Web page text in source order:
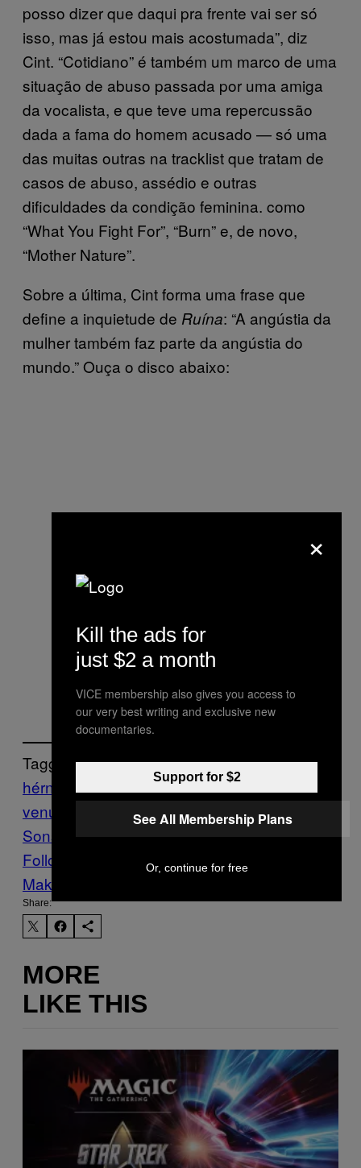
posso dizer que daqui pra frente vai ser só
isso, mas já estou mais acostumada”, diz
Cint. “Cotidiano” é também um marco de uma
situação de abuso passada por uma amiga
da vocalista, e que teve uma repercussão
dada a fama do homem acusado — só uma
das muitas outras na tracklist que tratam de
casos de abuso, assédio e outras
dificuldades da condição feminina. como
“What You Fight For”, “Burn” e, de novo,
“Mother Nature”.
Sobre a última, Cint forma uma frase que
define a inquietude de Ruína: “A angústia da
mulher também faz parte da angústia do
mundo.” Ouça o disco abaixo:
Tagged:
hérnia de discos
howlin records
venus
mother nature Music Noisey
Sons
Premieres pwr records ruina
Follow Us On Discover
Make Us Preferred In Top Stories
Share:
MORE
LIKE THIS
×
Kill the ads for
just $2 a month
VICE membership also gives you access to
our very best writing and exclusive new
documentaries.
Support for $2
See All Membership Plans
Or, continue for free